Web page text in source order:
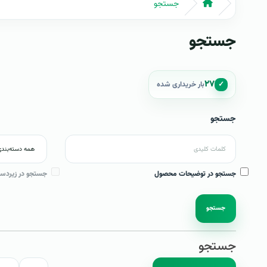
جستجو
جستجو
✓ ۲۷بار خریداری شده
جستجو
جستجو در توضیحات محصول جستجو در
جستجو
جستجو